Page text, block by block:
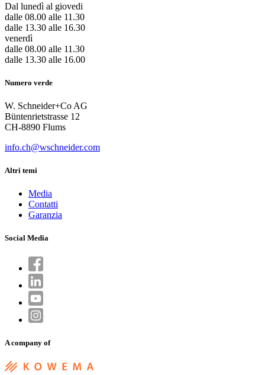
Dal lunedì al giovedi
dalle 08.00 alle 11.30
dalle 13.30 alle 16.30
venerdì
dalle 08.00 alle 11.30
dalle 13.30 alle 16.00
Numero verde
W. Schneider+Co AG
Büntenrietstrasse 12
CH-8890 Flums
info.ch@wschneider.com
Altri temi
Media
Contatti
Garanzia
Social Media
A company of